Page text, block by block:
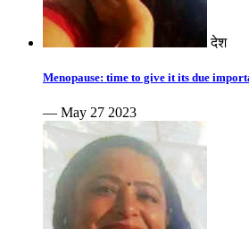
देश
Menopause: time to give it its due
— May 27 2023